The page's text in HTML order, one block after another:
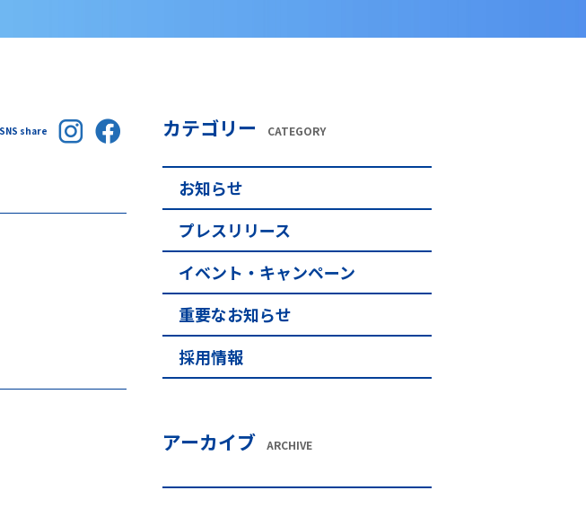
SNS share カテゴリー CATEGORY
お知らせ
プレスリリース
イベント・キャンペーン
重要なお知らせ
採用情報
アーカイブ ARCHIVE